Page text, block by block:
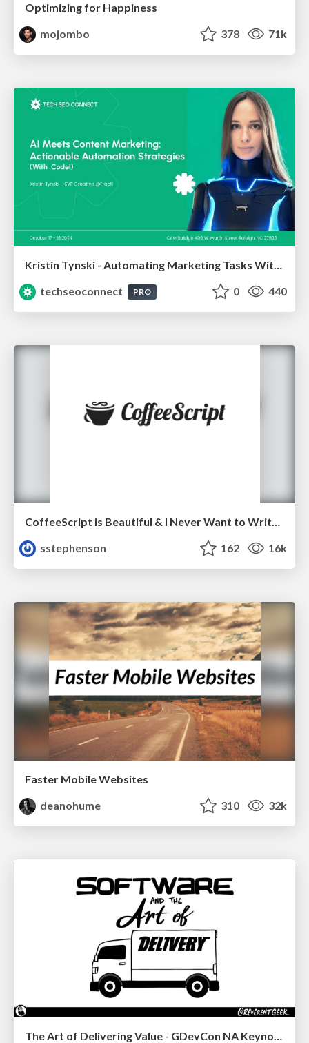
Optimizing for Happiness
mojombo
378 71k
Kristin Tynski - Automating Marketing Tasks With AI
techseoconnect
PRO 0 440
CoffeeScript is Beautiful & I Never Want to Write Plain JavaScript Again
sstephenson
162 16k
Faster Mobile Websites
deanohume
310 32k
The Art of Delivering Value - GDevCon NA Keynote